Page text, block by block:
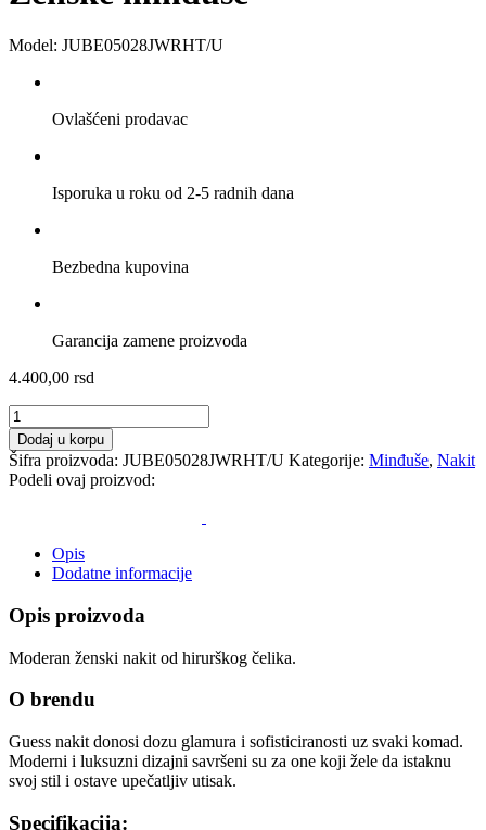
Model: JUBE05028JWRHT/U
Ovlašćeni prodavac
Isporuka u roku od 2-5 radnih dana
Bezbedna kupovina
Garancija zamene proizvoda
4.400,00 rsd
JUBE05028JWRHT/U
Guess
Ženske
minđuše
količina
Dodaj u korpu
Šifra proizvoda: JUBE05028JWRHT/U Kategorije: Minđuše, Nakit
Podeli ovaj proizvod:
Opis
Dodatne informacije
Opis proizvoda
Moderan ženski nakit od hirurškog čelika.
O brendu
Guess nakit donosi dozu glamura i sofisticiranosti uz svaki komad.
Moderni i luksuzni dizajni savršeni su za one koji žele da istaknu
svoj stil i ostave upečatljiv utisak.
Specifikacija: